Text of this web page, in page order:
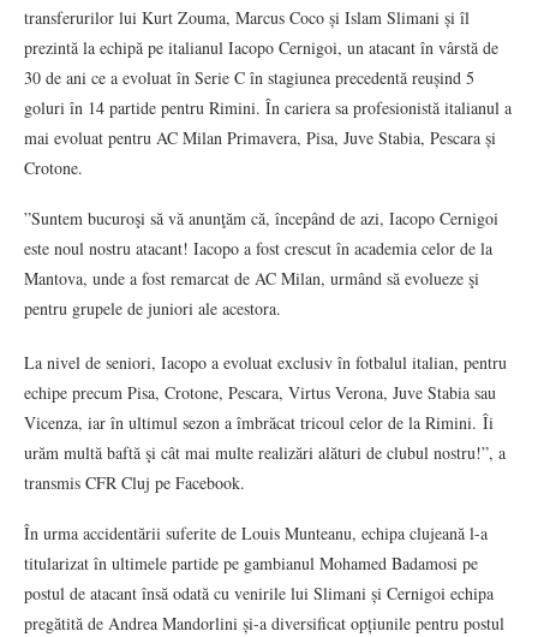
transferurilor lui Kurt Zouma, Marcus Coco și Islam Slimani și îl
prezintă la echipă pe italianul Iacopo Cernigoi, un atacant în vârstă de
30 de ani ce a evoluat în Serie C în stagiunea precedentă reușind 5
goluri în 14 partide pentru Rimini. În cariera sa profesionistă italianul a
mai evoluat pentru AC Milan Primavera, Pisa, Juve Stabia, Pescara și
Crotone.
”Suntem bucuroşi să vă anunţăm că, începând de azi, Iacopo Cernigoi
este noul nostru atacant! Iacopo a fost crescut în academia celor de la
Mantova, unde a fost remarcat de AC Milan, urmând să evolueze şi
pentru grupele de juniori ale acestora.
La nivel de seniori, Iacopo a evoluat exclusiv în fotbalul italian, pentru
echipe precum Pisa, Crotone, Pescara, Virtus Verona, Juve Stabia sau
Vicenza, iar în ultimul sezon a îmbrăcat tricoul celor de la Rimini. Îi
urăm multă baftă şi cât mai multe realizări alături de clubul nostru!”, a
transmis CFR Cluj pe Facebook.
În urma accidentării suferite de Louis Munteanu, echipa clujeană l-a
titularizat în ultimele partide pe gambianul Mohamed Badamosi pe
postul de atacant însă odată cu venirile lui Slimani și Cernigoi echipa
pregătită de Andrea Mandorlini și-a diversificat opțiunile pentru postul